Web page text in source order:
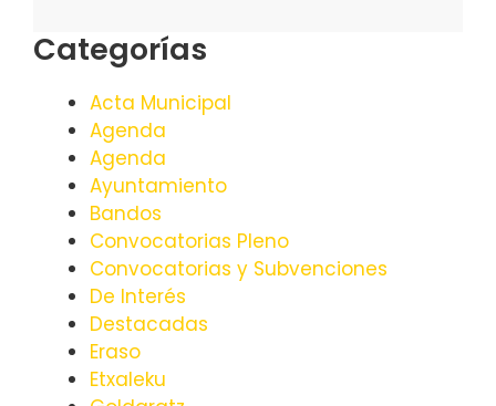
Categorías
Acta Municipal
Agenda
Agenda
Ayuntamiento
Bandos
Convocatorias Pleno
Convocatorias y Subvenciones
De Interés
Destacadas
Eraso
Etxaleku